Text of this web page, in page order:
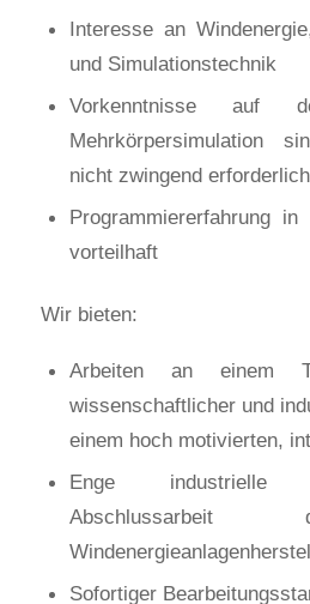
Interesse an
und Simulationstechnik
Vorkenntnisse auf
Mehrkörpersimulation
nicht zwingend erforderlich
Programmiererfahrung
vorteilhaft
Wir bieten:
Arbeiten an einem
wissenschaftlicher und
einem hoch motivierten,
Enge industrielle
Sofortiger